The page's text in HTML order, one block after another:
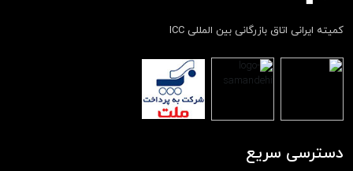
کمیته ایرانی اتاق بازرگانی بین المللی ICC
دسترسی سریع